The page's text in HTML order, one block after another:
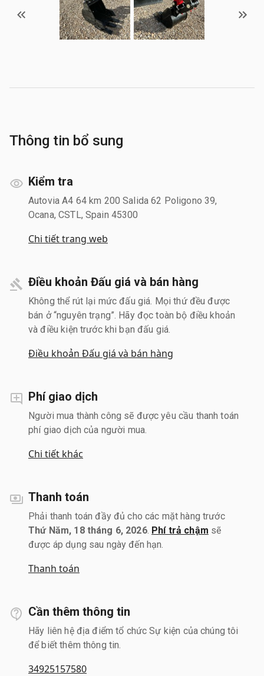
Thông tin bổ sung
Kiểm tra
Autovia A4 64 km 200 Salida 62 Poligono 39,
Ocana, CSTL, Spain 45300
Chi tiết trang web
Điều khoản Đấu giá và bán hàng
Không thể rút lại mức đấu giá. Mọi thứ đều được
bán ở “nguyên trạng”. Hãy đọc toàn bộ điều khoản
và điều kiện trước khi bạn đấu giá.
Điều khoản Đấu giá và bán hàng
Phí giao dịch
Người mua thành công sẽ được yêu cầu thanh toán
phí giao dịch của người mua.
Chi tiết khác
Thanh toán
Phải thanh toán đầy đủ cho các mặt hàng trước
Thứ Năm, 18 tháng 6, 2026. Phí trả chậm sẽ
được áp dụng sau ngày đến hạn.
Thanh toán
Cần thêm thông tin
Hãy liên hệ địa điểm tổ chức Sự kiện của chúng tôi
để biết thêm thông tin.
34925157580